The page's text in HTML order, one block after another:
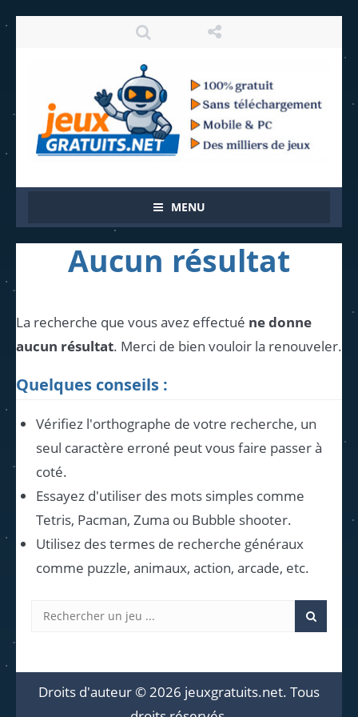
MENU
Aucun résultat
La recherche que vous avez effectué ne donne
aucun résultat. Merci de bien vouloir la renouveler.
Quelques conseils :
Vérifiez l'orthographe de votre recherche, un
seul caractère erroné peut vous faire passer à
coté.
Essayez d'utiliser des mots simples comme
Tetris, Pacman, Zuma ou Bubble shooter.
Utilisez des termes de recherche généraux
comme puzzle, animaux, action, arcade, etc.
Droits d'auteur © 2026 jeuxgratuits.net. Tous